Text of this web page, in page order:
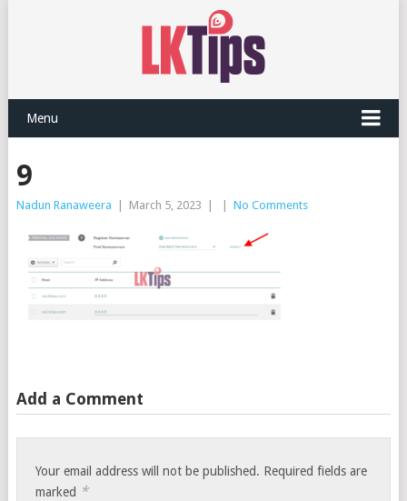
Menu
9
Nadun Ranaweera March 5, 2023 No Comments
Add a Comment
Your email address will not be published. Required fields are
marked *